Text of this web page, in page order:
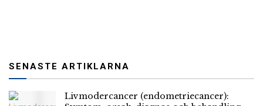
SENASTE ARTIKLARNA
Livmodercancer (endometriecancer):